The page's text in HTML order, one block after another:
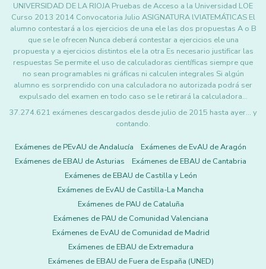
UNIVERSIDAD DE LA RIOJA Pruebas de Acceso a la Universidad LOE
Curso 2013 2014 Convocatoria Julio ASIGNATURA lVIATEMÁTICAS El
alumno contestará a los ejercicios de una ele las dos propuestas A o B
que se le ofrecen Nunca deberá contestar a ejercicios ele una
propuesta y a ejercicios distintos ele la otra Es necesario justificar las
respuestas Se permite el uso de calculadoras científicas siempre que
no sean programables ni gráficas ni calculen integrales Si algún
alumno es sorprendido con una calculadora no autorizada podrá ser
expulsado del examen en todo caso se le retirará la calculadora…
37.274.621 exámenes descargados desde julio de 2015 hasta ayer... y
contando.
Exámenes de PEvAU de Andalucía
Exámenes de EvAU de Aragón
Exámenes de EBAU de Asturias
Exámenes de EBAU de Cantabria
Exámenes de EBAU de Castilla y León
Exámenes de EvAU de Castilla-La Mancha
Exámenes de PAU de Cataluña
Exámenes de PAU de Comunidad Valenciana
Exámenes de EvAU de Comunidad de Madrid
Exámenes de EBAU de Extremadura
Exámenes de EBAU de Fuera de España (UNED)